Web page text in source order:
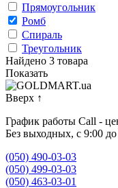
Прямоугольник
Ромб
Спираль
Треугольник
Найдено 3 товара
Показать
Вверх ↑
График работы Call -
Без выходных, с 9:00
(050) 490-03-03
(050) 499-03-03
(050) 463-03-01